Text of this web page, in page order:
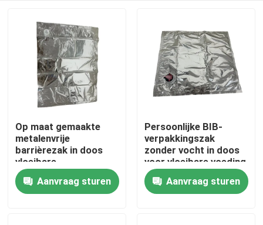
Huis
Op maat gemaakte
metalenvrije
barrièrezak in doos
vloeibare
verpakkingszakjes
Aanvraag sturen
Persoonlijke BIB-
verpakkingszak
zonder vocht in doos
voor vloeibare voeding
Aanvraag sturen